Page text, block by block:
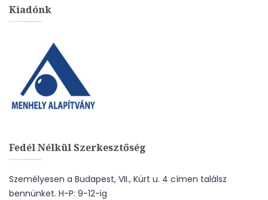
Kiadónk
Fedél Nélkül Szerkesztőség
Személyesen a Budapest, VII., Kürt u. 4 címen találsz
bennünket. H-P: 9-12-ig